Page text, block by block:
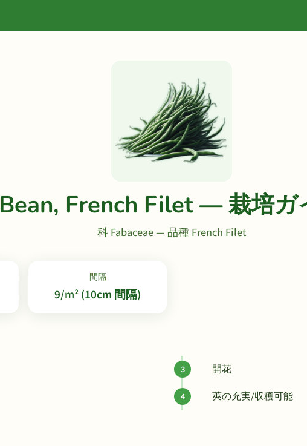
Bean, French Filet — 栽培ガ
科 Fabaceae — 品種 French Filet
間隔
9/m² (10cm 間隔)
開花
莢の充実/収穫可能